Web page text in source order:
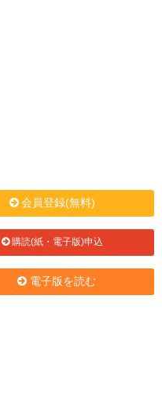
会員登録(無料)
購読(紙・電子版)申込
電子版を読む